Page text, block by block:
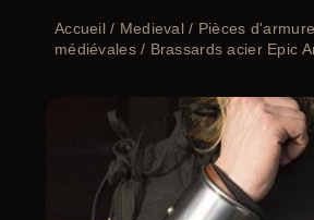
Accueil/ Medieval / Pièces
médiévales/ Brassards acier Epic